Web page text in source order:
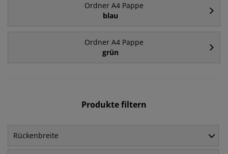
Ordner A4 Pappe
blau
Ordner A4 Pappe
grün
Produkte filtern
Rückenbreite